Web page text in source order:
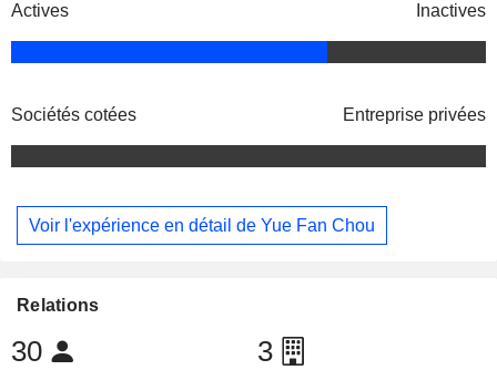
Actives Inactives
Sociétés cotées Entreprise privées
Voir l'expérience en détail de Yue Fan Chou
Relations
30 3